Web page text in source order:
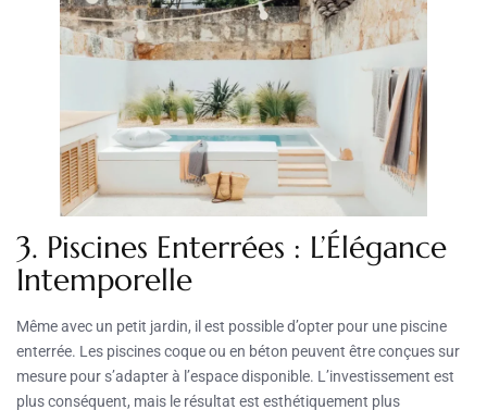
3. Piscines Enterrées : L’Élégance
Intemporelle
Même avec un petit jardin, il est possible d’opter pour une piscine
enterrée. Les piscines coque ou en béton peuvent être conçues sur
mesure pour s’adapter à l’espace disponible. L’investissement est
plus conséquent, mais le résultat est esthétiquement plus